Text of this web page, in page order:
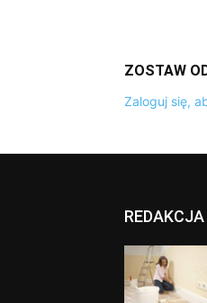
ZOSTAW
Zaloguj się,
REDAKCJA